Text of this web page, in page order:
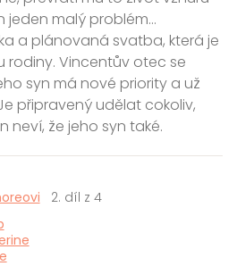
jeden malý problém…
a plánovaná svatba, která je
rodiny. Vincentův otec se
syn má nové priority a už
připravený udělat cokoliv,
neví, že jeho syn také.
2. díl z 4